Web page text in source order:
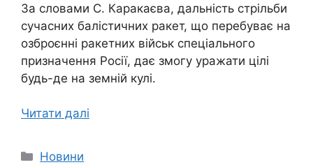
За словами С. Каракаєва, дальність стрільби
сучасних балістичних ракет, що перебуває на
озброєнні ракетних військ спеціального
призначення Росії, дає змогу уражати цілі
будь-де на земній кулі.
Читати далі
Категорії
Новини